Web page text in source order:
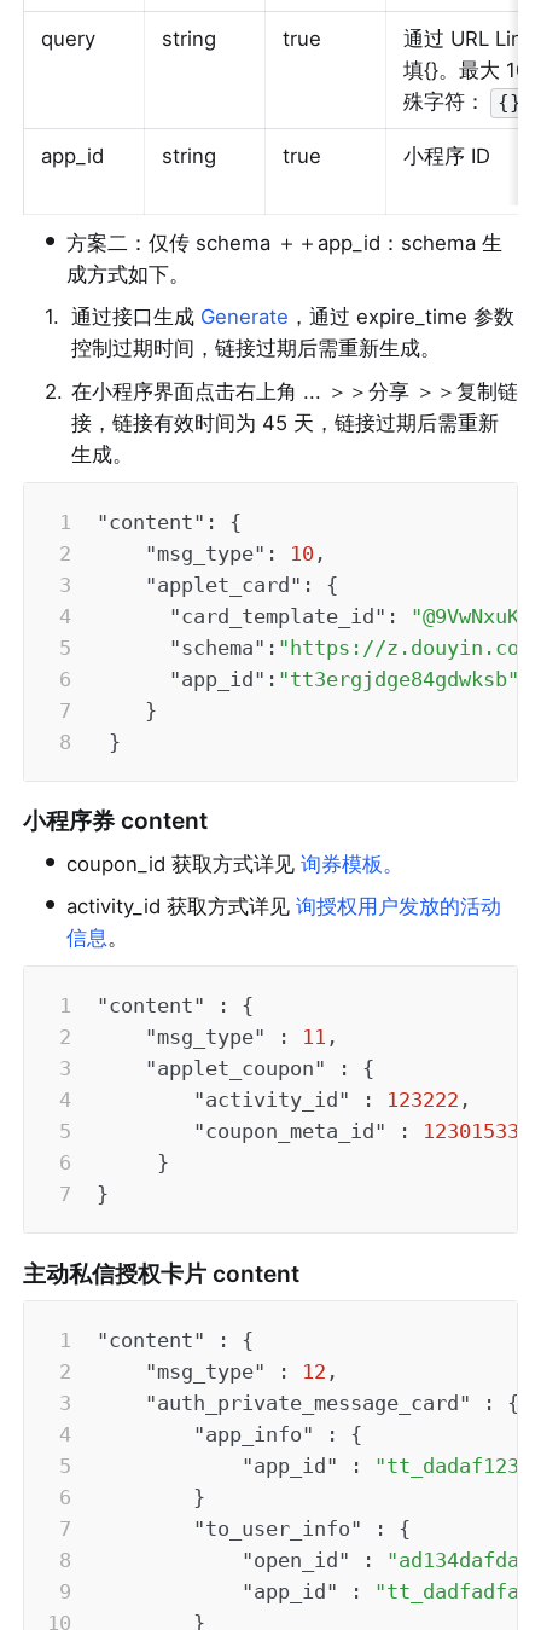
query string true
通过 URL
填{}。最大
殊字符：
app_id string true 小程序 ID
• 方案二：仅传 schema ＋＋app_id：schema 生
成方式如下。
1. 通过接口生成 Generate ，通过 expire_time 参数
控制过期时间，链接过期后需重新生成。
2. 在小程序界面点击右上角 ... ＞＞分享 ＞＞复制链
接，链接有效时间为 45 天，链接过期后需重新
生成。
"content" :
{
"msg_type" : 10 ,
"applet_card" :
{
"card_template_id" :
"schema" : "https://z.douyin.com/
"app_id" : "tt3ergjdge84gdwksb"
}
}
小程序券 content
• coupon_id 获取方式详见 询券模板 。
• activity_id 获取方式详见 询授权用户发放的活动
信息。
"content" :
{
"msg_type"
: 11 ,
"applet_coupon"
:
{
"activity_id"
: 123222 ,
"coupon_meta_id"
: 123015333
}
}
主动私信授权卡片 content
"content" :
{
"msg_type"
: 12 ,
"auth_private_message_card"
:
{
"app_info"
:
{
"app_id"
:
}
"to_user_info"
:
{
"open_id"
:
"app_id"
: "tt_dadfadfa"
}